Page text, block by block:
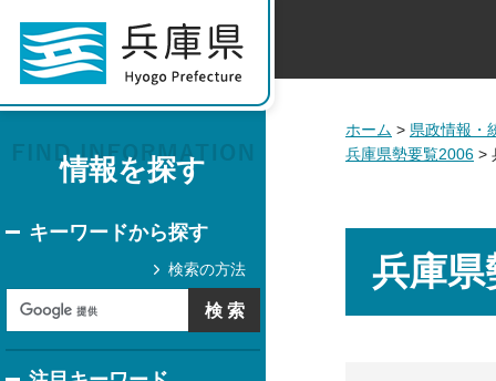
情報を探す
キーワードから探す
検索の方法
ホーム > 県政情報・
兵庫県勢要覧2006 >
兵庫